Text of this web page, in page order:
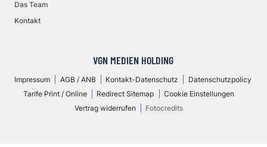
Das Team
Kontakt
VGN MEDIEN HOLDING
Impressum AGB / ANB Kontakt-Datenschutz
Datenschutzpolicy
Tarife Print / Online
Redirect Sitemap
Cookie Einstellungen
Vertrag widerrufen
Fotocredits